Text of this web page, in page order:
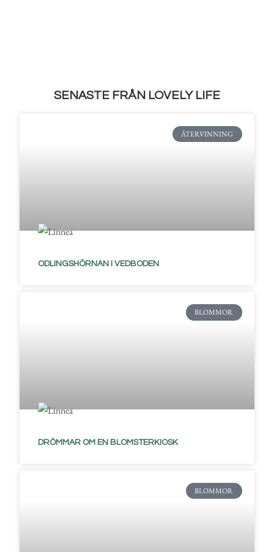
SENASTE FRÅN LOVELY LIFE
ÅTERVINNING
ODLINGSHÖRNAN I VEDBODEN
BLOMMOR
DRÖMMAR OM EN BLOMSTERKIOSK
BLOMMOR